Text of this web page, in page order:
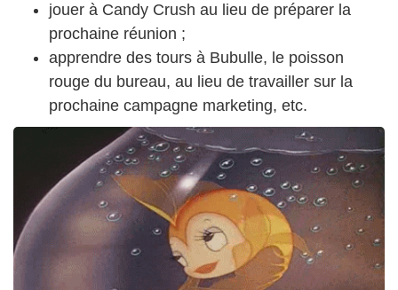
jouer à Candy Crush au lieu de préparer la
prochaine réunion ;
apprendre des tours à Bubulle, le poisson
rouge du bureau, au lieu de travailler sur la
prochaine campagne marketing, etc.